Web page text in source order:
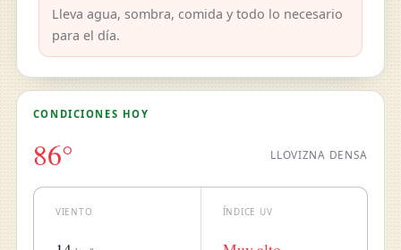
Lleva agua, sombra, comida y todo lo necesario
para el día.
CONDICIONES HOY
86° LLOVIZNA DENSA
VIENTO ÍNDICE UV